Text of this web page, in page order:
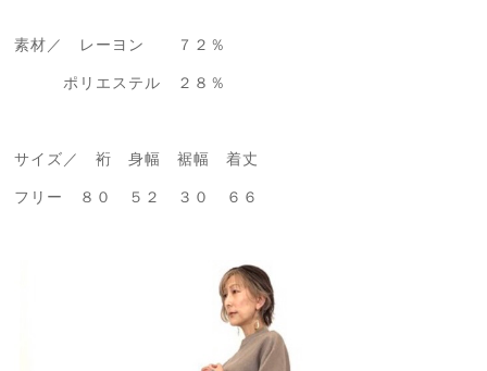
素材／ レーヨン ７２％
ポリエステル ２８％
サイズ／ 裄 身幅 裾幅 着丈
フリー ８０ ５２ ３０ ６６